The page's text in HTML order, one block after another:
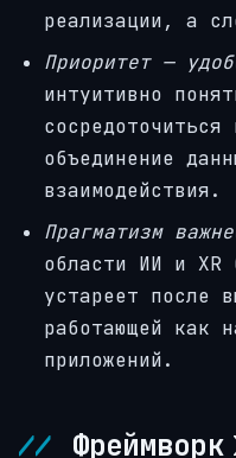
реализации, а
Приоритет —
интуитивно
объединение
взаимодействия.
Прагматизм
области ИИ и XR
устареет после
работающей как
приложений.